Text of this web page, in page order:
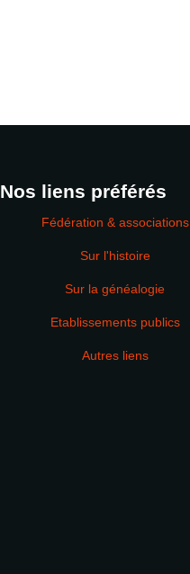
Nos liens préférés
Fédération & associations
Sur l'histoire
Sur la généalogie
Etablissements publics
Autres liens